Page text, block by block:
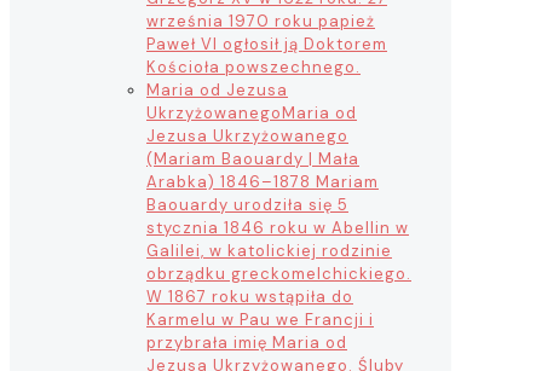
września 1970 roku papież
Paweł VI ogłosił ją Doktorem
Kościoła powszechnego.
Maria od Jezusa
UkrzyżowanegoMaria od
Jezusa Ukrzyżowanego
(Mariam Baouardy | Mała
Arabka) 1846–1878 Mariam
Baouardy urodziła się 5
stycznia 1846 roku w Abellin w
Galilei, w katolickiej rodzinie
obrządku greckomelchickiego.
W 1867 roku wstąpiła do
Karmelu w Pau we Francji i
przybrała imię Maria od
Jezusa Ukrzyżowanego. Śluby